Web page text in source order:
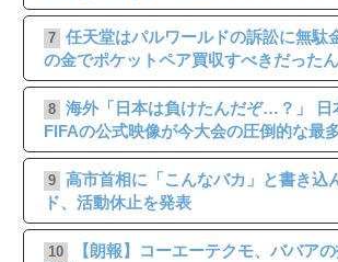
7 任天堂はパルワールドの訴訟に無駄
の金でポケットペア買収すべきだった
8 海外「日本は負けたんだぞ…？」 日
FIFAの公式映像が今大会の圧倒的な最
9 高市首相に「こんなバカ」と書き込
ド、活動休止を発表
10
【朗報】コーエーテクモ、ババア